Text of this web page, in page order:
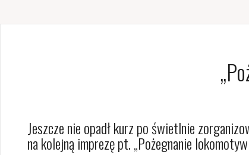
Jeszcze nie opadł kurz po świetlnie
na kolejną imprezę pt. „Pożegnanie